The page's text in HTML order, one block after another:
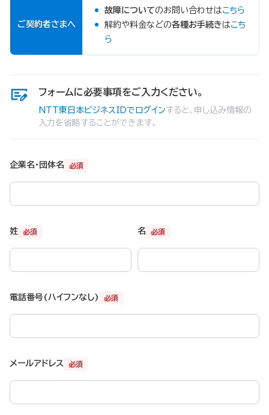
ご契約者さまへ
故障についてのお問い合わせはこちら
解約や料金などの各種お手続きはこち
ら
フォームに必要事項をご入力ください。
NTT東日本ビジネスIDでログインすると、申し込み情報の
入力を省略することができます。
必須
企業名・団体名
必須
姓 必須
名
必須
電話番号(ハイフンなし)
必須
メールアドレス